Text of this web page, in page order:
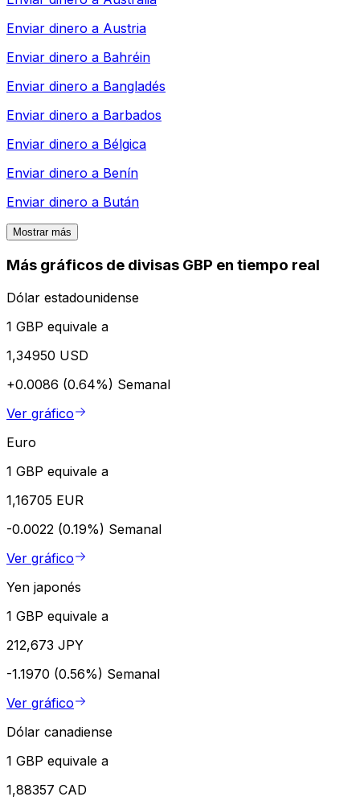
Enviar dinero a Austria
Enviar dinero a Bahréin
Enviar dinero a Bangladés
Enviar dinero a Barbados
Enviar dinero a Bélgica
Enviar dinero a Benín
Enviar dinero a Bután
Mostrar más
Más gráficos de divisas GBP en tiempo real
Dólar estadounidense
1 GBP equivale a
1,34950 USD
+0.0086 (0.64%) Semanal
Ver gráfico
Euro
1 GBP equivale a
1,16705 EUR
-0.0022 (0.19%) Semanal
Ver gráfico
Yen japonés
1 GBP equivale a
212,673 JPY
-1.1970 (0.56%) Semanal
Ver gráfico
Dólar canadiense
1 GBP equivale a
1,88357 CAD